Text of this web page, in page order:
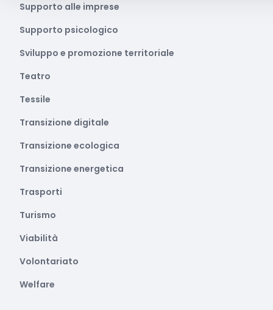
Supporto alle imprese
Supporto psicologico
Sviluppo e promozione territoriale
Teatro
Tessile
Transizione digitale
Transizione ecologica
Transizione energetica
Trasporti
Turismo
Viabilità
Volontariato
Welfare